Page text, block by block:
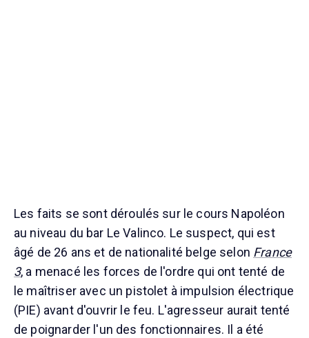
Les faits se sont déroulés sur le cours Napoléon
au niveau du bar Le Valinco. Le suspect, qui est
âgé de 26 ans et de nationalité belge selon France
3, a menacé les forces de l'ordre qui ont tenté de
le maîtriser avec un pistolet à impulsion électrique
(PIE) avant d'ouvrir le feu. L'agresseur aurait tenté
de poignarder l'un des fonctionnaires. Il a été